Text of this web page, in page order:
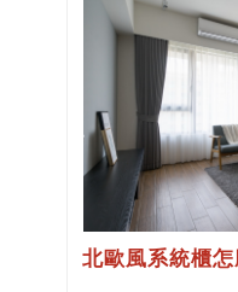
北歐風系統櫃